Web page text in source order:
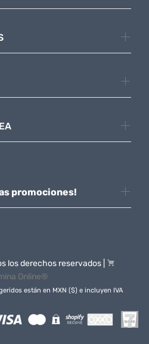
promociones!
los derechos reservados |
Online®
están en MXN ($) e incluyen IVA